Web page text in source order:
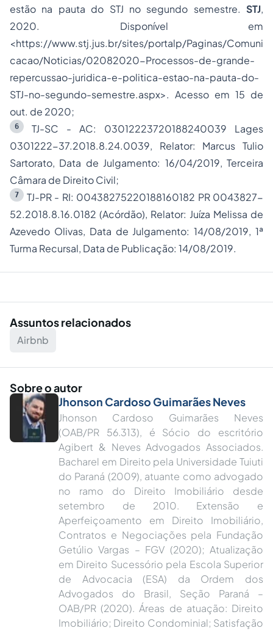
estão na pauta do STJ no segundo semestre. STJ,
2020. Disponível em
<https://www.stj.jus.br/sites/portalp/Paginas/Comuni
cacao/Noticias/02082020-Processos-de-grande-
repercussao-juridica-e-politica-estao-na-pauta-do-
STJ-no-segundo-semestre.aspx>. Acesso em 15 de
out. de 2020;
6
TJ-SC - AC: 03012223720188240039 Lages
0301222-37.2018.8.24.0039, Relator: Marcus Tulio
Sartorato, Data de Julgamento: 16/04/2019, Terceira
Câmara de Direito Civil;
7
TJ-PR - RI: 00438275220188160182 PR 0043827-
52.2018.8.16.0182 (Acórdão), Relator: Juíza Melissa de
Azevedo Olivas, Data de Julgamento: 14/08/2019, 1ª
Turma Recursal, Data de Publicação: 14/08/2019.
Assuntos relacionados
Airbnb
Sobre o autor
Jhonson Cardoso Guimarães Neves
Jhonson Cardoso Guimarães Neves
(OAB/PR 56.313), é Sócio do escritório
Agibert & Neves Advogados Associados.
Bacharel em Direito pela Universidade Tuiuti
do Paraná (2009), atuante como advogado
no ramo do Direito Imobiliário desde
setembro de 2010. Extensão e
Aperfeiçoamento em Direito Imobiliário,
Contratos e Negociações pela Fundação
Getúlio Vargas – FGV (2020); Atualização
em Direito Sucessório pela Escola Superior
de Advocacia (ESA) da Ordem dos
Advogados do Brasil, Seção Paraná –
OAB/PR (2020). Áreas de atuação: Direito
Imobiliário; Direito Condominial; Satisfação